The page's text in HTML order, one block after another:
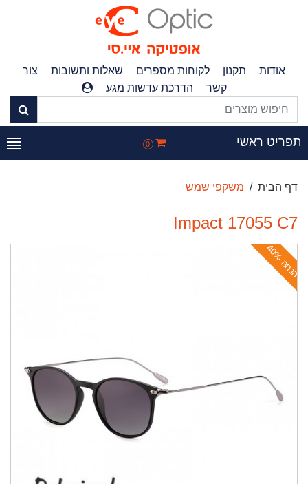
אודות תקנון לקוחות מספרים שאלות ותשובות
צור
קשר
הדרכת עדשות מגע
ראשי 0
דף הבית משקפי שמש
Impact 17055 C7
ה
נ
ח
ה
4
0